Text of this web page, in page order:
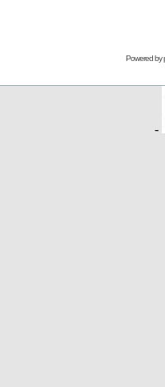
Powered by
-